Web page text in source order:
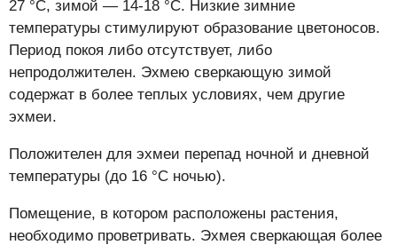
27 °C, зимой — 14-18 °C. Низкие зимние
температуры стимулируют образование цветоносов.
Период покоя либо отсутствует, либо
непродолжителен. Эхмею сверкающую зимой
содержат в более теплых условиях, чем другие
эхмеи.
Положителен для эхмеи перепад ночной и дневной
температуры (до 16 °C ночью).
Помещение, в котором расположены растения,
необходимо проветривать. Эхмея сверкающая более